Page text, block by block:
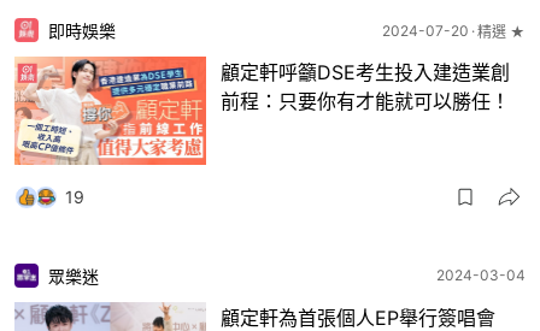
即時娛樂 2024-07-20 精選 ★
顧定軒呼籲DSE考生投入建造業創
前程：只要你有才能就可以勝任！
19
眾樂迷 2024-03-04
顧定軒為首張個人EP舉行簽唱會